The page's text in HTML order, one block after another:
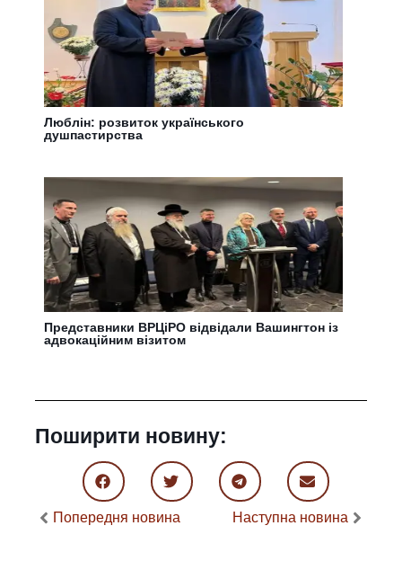
Люблін: розвиток українського
душпастирства
Представники ВРЦіРО відвідали Вашингтон із
адвокаційним візитом
Поширити новину:
Попередня новина Наступна новина